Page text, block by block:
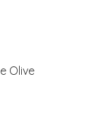
Olive